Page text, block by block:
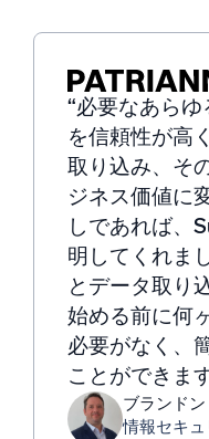
ダイナミックオブザー
監視とトラブル
包括的な可視性で検
強力な統合
信頼され、認定済み
“必要なあら
を信頼性が高
取り込み、そ
ジネス価値に
しであれば、
明してくれま
とデータ取り
始める前に何
必要がなく、
ことができます
ブランド
情報セキ